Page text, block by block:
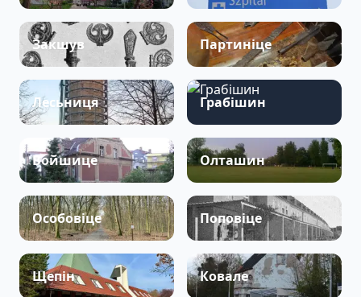
Закшув Партиніце
Лесьниця Грабішин
Войшице Олташин
Особовіце Поповіце
Щепін Ковале